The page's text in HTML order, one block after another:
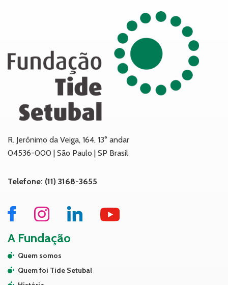
R. Jerônimo da Veiga, 164, 13° andar
04536-000 | São Paulo | SP Brasil
Telefone: (11) 3168-3655
A Fundação
Quem somos
Quem foi Tide Setubal